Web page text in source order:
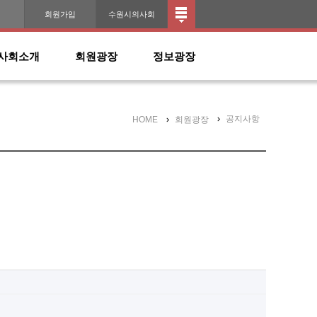
회원가입 수원시의사회
회소개 회원광장 정보광장
HOME 회원광장 공지사항